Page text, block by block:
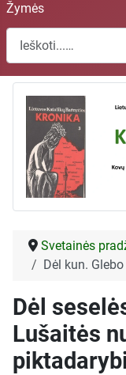
Žymės
Paieška
Svetainės
Dėl kun.
Dėl
Lušaitės